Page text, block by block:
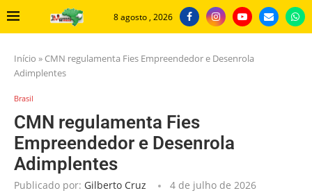
8 agosto , 2026
Início » CMN regulamenta Fies Empreendedor e Desenrola
Adimplentes
Brasil
CMN regulamenta Fies
Empreendedor e Desenrola
Adimplentes
Publicado por: Gilberto Cruz 4 de julho de 2026